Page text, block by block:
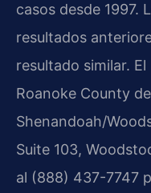
casos desde 1997.
resultados
resultado similar.
Roanoke County
Shenandoah/
Suite 103,
al (888) 437-7747